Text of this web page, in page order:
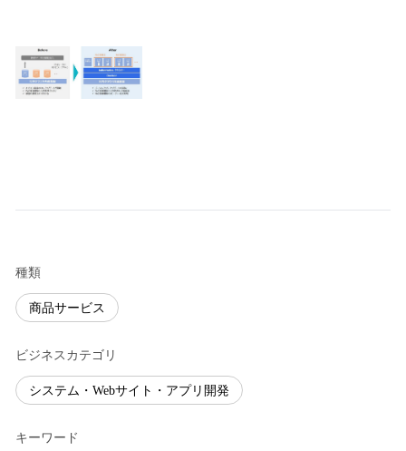
種類
商品サービス
ビジネスカテゴリ
システム・Webサイト・アプリ開発
キーワード